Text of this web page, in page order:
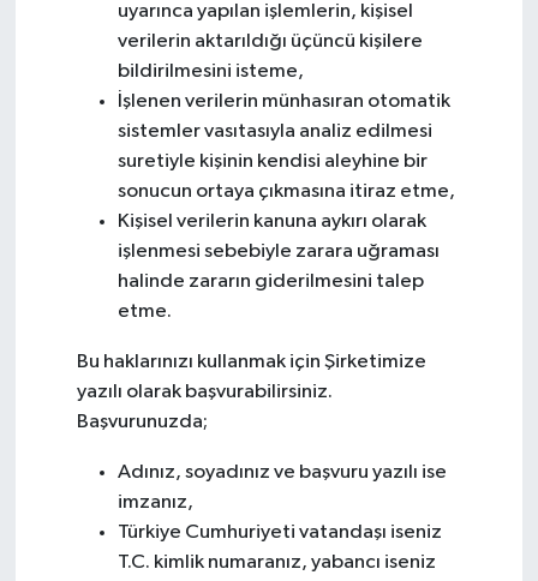
uyarınca yapılan işlemlerin, kişisel
verilerin aktarıldığı üçüncü kişilere
bildirilmesini isteme,
İşlenen verilerin münhasıran otomatik
sistemler vasıtasıyla analiz edilmesi
suretiyle kişinin kendisi aleyhine bir
sonucun ortaya çıkmasına itiraz etme,
Kişisel verilerin kanuna aykırı olarak
işlenmesi sebebiyle zarara uğraması
halinde zararın giderilmesini talep
etme.
Bu haklarınızı kullanmak için Şirketimize
yazılı olarak başvurabilirsiniz.
Başvurunuzda;
Adınız, soyadınız ve başvuru yazılı ise
imzanız,
Türkiye Cumhuriyeti vatandaşı iseniz
T.C. kimlik numaranız, yabancı iseniz